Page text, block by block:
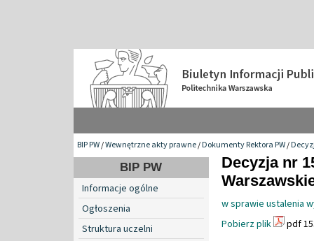
BIP PW/Wewnętrzne akty prawne/Dokumenty Rektora PW/
BIP PW
Informacje ogólne
Ogłoszenia
Struktura uczelni
Decyzja nr
w sprawie ustalenia
Pobierz plik
pdf